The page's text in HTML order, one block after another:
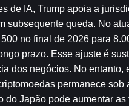
de IA, Trump apoia a
subsequente queda. No
no final de 2026 para
prazo. Esse ajuste é
dos negócios. No
permanece
do Japão pode aumentar